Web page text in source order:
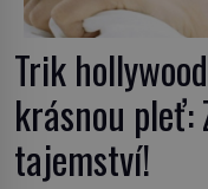
Trik
krásnou pleť:
tajemství!